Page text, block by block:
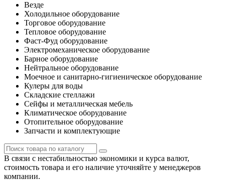
Везде
Холодильное оборудование
Торговое оборудование
Тепловое оборудование
Фаст-Фуд оборудование
Электромеханическое оборудование
Барное оборудование
Нейтральное оборудование
Моечное и санитарно-гигиеническое оборудование
Кулеры для воды
Складские стеллажи
Сейфы и металлическая мебель
Климатическое оборудование
Отопительное оборудование
Запчасти и комплектующие
В связи с нестабильностью экономики и курса валют,
стоимость товара и его наличие уточняйте у менеджеров
компании.